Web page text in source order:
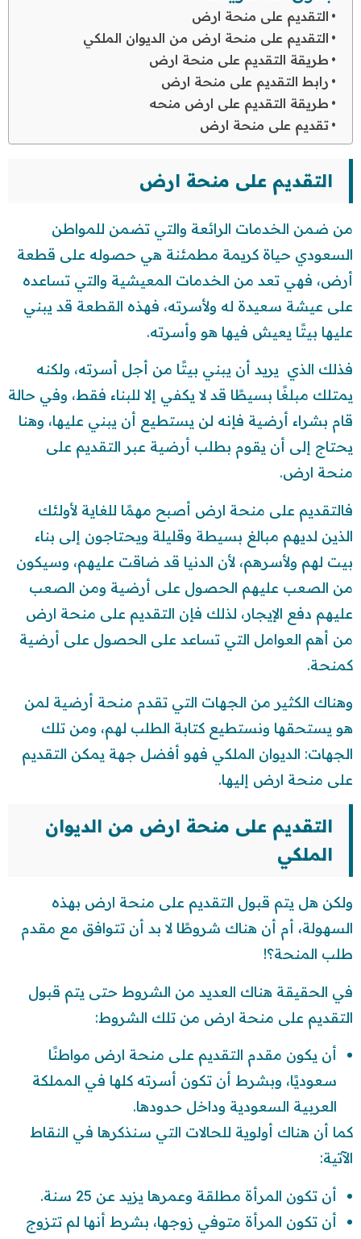
التقديم على منحة ارض
التقديم على منحة ارض من الديوان الملكي
طريقة التقديم على منحة ارض
رابط التقديم على منحة ارض
طريقة التقديم على ارض منحه
تقديم على منحة ارض
التقديم على منحة ارض
من ضمن الخدمات الرائعة والتي تضمن للمواطن
السعودي حياة كريمة مطمئنة هي حصوله على قطعة
أرض، فهي تعد من الخدمات المعيشية والتي تساعده
على عيشة سعيدة له ولأسرته، فهذه القطعة قد يبني
عليها بيتًا يعيش فيها هو وأسرته.
فذلك الذي يريد أن يبني بيتًا من أجل أسرته، ولكنه
يمتلك مبلغًا بسيطًا قد لا يكفي إلا للبناء فقط، وفي حالة
قام بشراء أرضية فإنه لن يستطيع أن يبني عليها، وهنا
يحتاج إلى أن يقوم بطلب أرضية عبر التقديم على
منحة ارض.
فالتقديم على منحة ارض أصبح مهمًا للغاية لأولئك
الذين لديهم مبالغ بسيطة وقليلة ويحتاجون إلى بناء
بيت لهم ولأسرهم، لأن الدنيا قد ضاقت عليهم، وسيكون
من الصعب عليهم الحصول على أرضية ومن الصعب
عليهم دفع الإيجار، لذلك فإن التقديم على منحة ارض
من أهم العوامل التي تساعد على الحصول على أرضية
كمنحة.
وهناك الكثير من الجهات التي تقدم منحة أرضية لمن
هو يستحقها ونستطيع كتابة الطلب لهم، ومن تلك
الجهات: الديوان الملكي فهو أفضل جهة يمكن التقديم
على منحة ارض إليها.
التقديم على منحة ارض من الديوان
الملكي
ولكن هل يتم قبول التقديم على منحة ارض بهذه
السهولة، أم أن هناك شروطًا لا بد أن تتوافق مع مقدم
طلب المنحة؟!
في الحقيقة هناك العديد من الشروط حتى يتم قبول
التقديم على منحة ارض من تلك الشروط:
أن يكون مقدم التقديم على منحة ارض مواطنًا
سعوديًا، وبشرط أن تكون أسرته كلها في المملكة
العربية السعودية وداخل حدودها.
كما أن هناك أولوية للحالات التي سنذكرها في النقاط
الآتية:
أن تكون المرأة مطلقة وعمرها يزيد عن 25 سنة.
أن تكون المرأة متوفي زوجها، بشرط أنها لم تتزوج